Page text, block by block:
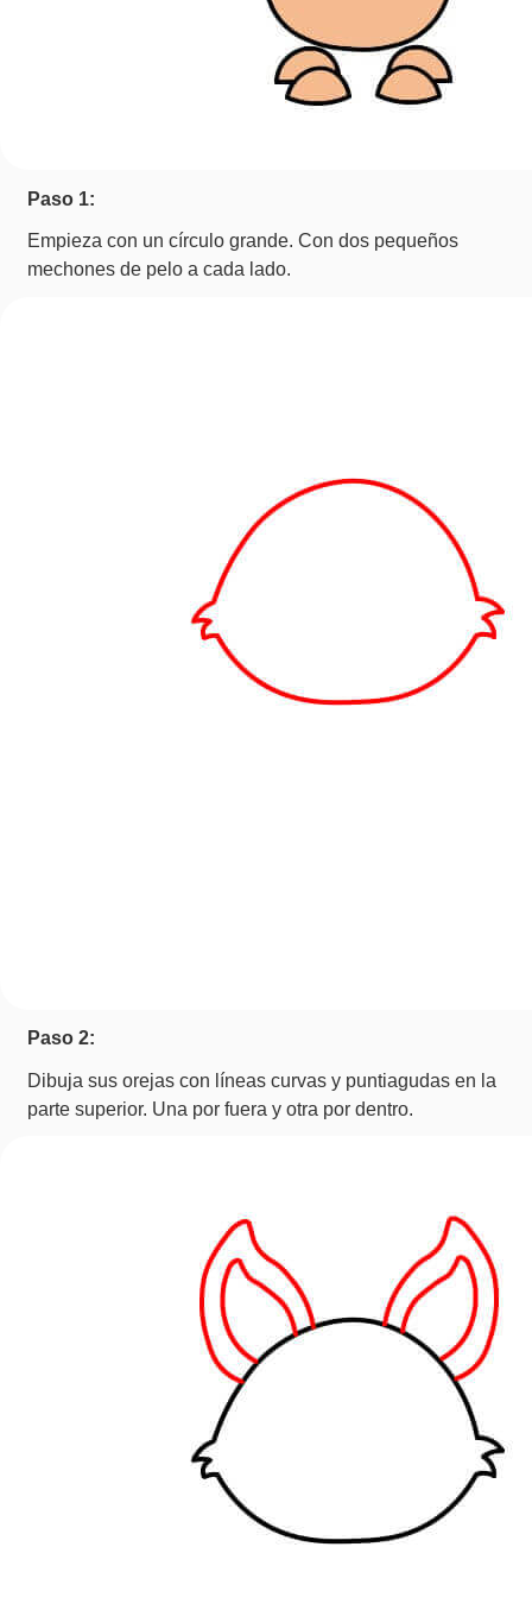
Paso 1:
Empieza con un círculo grande. Con dos pequeños
mechones de pelo a cada lado.
Paso 2:
Dibuja sus orejas con líneas curvas y puntiagudas en la
parte superior. Una por fuera y otra por dentro.